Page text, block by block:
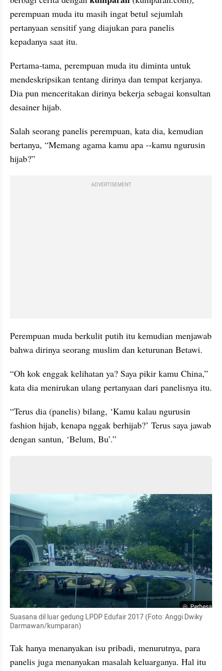
perempuan muda itu masih ingat betul sejumlah
pertanyaan sensitif yang diajukan para panelis
kepadanya saat itu.
Pertama-tama, perempuan muda itu diminta untuk
mendeskripsikan tentang dirinya dan tempat kerjanya.
Dia pun menceritakan dirinya bekerja sebagai konsultan
desainer hijab.
Salah seorang panelis perempuan, kata dia, kemudian
bertanya, “Memang agama kamu apa --kamu ngurusin
hijab?”
ADVERTISEMENT
Perempuan muda berkulit putih itu kemudian menjawab
bahwa dirinya seorang muslim dan keturunan Betawi.
“Oh kok enggak kelihatan ya? Saya pikir kamu China,”
kata dia menirukan ulang pertanyaan dari panelisnya itu.
“Terus dia (panelis) bilang, ‘Kamu kalau ngurusin
fashion hijab, kenapa nggak berhijab?’ Terus saya jawab
dengan santun, ‘Belum, Bu’.”
Perbesar
Suasana dil luar gedung LPDP Edufair 2017 (Foto: Anggi Dwiky
Darmawan/kumparan)
Tak hanya menanyakan isu pribadi, menurutnya, para
panelis juga menanyakan masalah keluarganya. Hal itu